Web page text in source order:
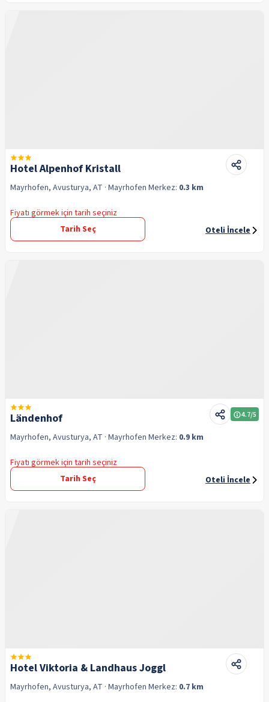
Hotel Alpenhof Kristall
Mayrhofen, Avusturya, AT · Mayrhofen Merkez: 0.3 km
Fiyatı görmek için tarih seçiniz
Tarih Seç
Oteli İncele
Ländenhof 4.7/5
Mayrhofen, Avusturya, AT · Mayrhofen Merkez: 0.9 km
Fiyatı görmek için tarih seçiniz
Tarih Seç
Oteli İncele
Hotel Viktoria & Landhaus Joggl
Mayrhofen, Avusturya, AT · Mayrhofen Merkez: 0.7 km